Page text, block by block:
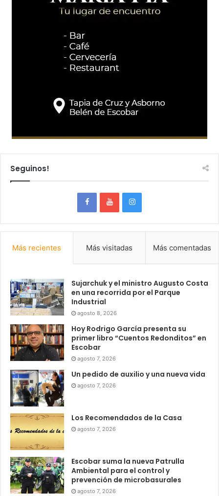
Seguinos!
Más recientes Más visitadas Más comentadas
Sujarchuk y el ministro Augusto Costa
en una recorrida por el Parque
Industrial
agosto 8, 2026
Hoy Rodrigo García presenta su
primer libro “Cuentos Redonditos” en
Escobar
agosto 7, 2026
Un pedido de auxilio y una nueva vida
agosto 7, 2026
Los Recomendados de la Casa
agosto 7, 2026
Escobar suma la nueva Patrulla
Ambiental para el control y
prevención de microbasurales
agosto 7, 2026